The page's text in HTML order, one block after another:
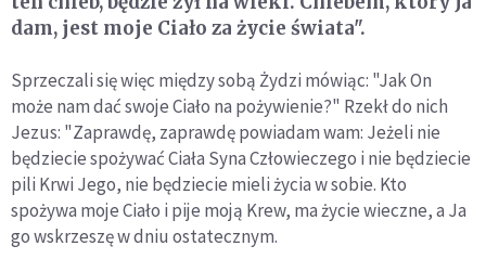
dam, jest moje Ciało za życie świata".
Sprzeczali się więc między sobą Żydzi mówiąc: "Jak On
może nam dać swoje Ciało na pożywienie?" Rzekł do nich
Jezus: "Zaprawdę, zaprawdę powiadam wam: Jeżeli nie
będziecie spożywać Ciała Syna Człowieczego i nie będziecie
pili Krwi Jego, nie będziecie mieli życia w sobie. Kto
spożywa moje Ciało i pije moją Krew, ma życie wieczne, a Ja
go wskrzeszę w dniu ostatecznym.